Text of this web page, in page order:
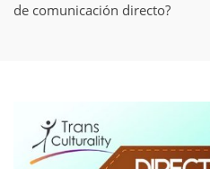
de comunicación directo?